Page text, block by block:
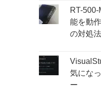
RT-
能を動
の対処法
気にな
ー